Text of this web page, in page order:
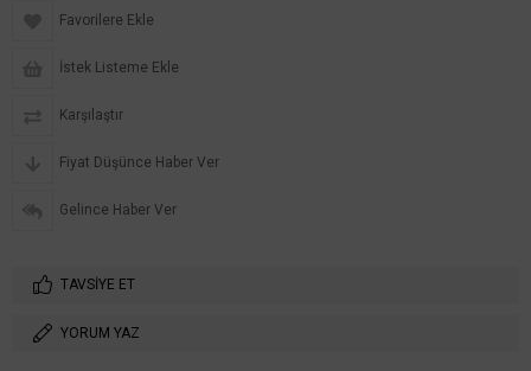
Favorilere Ekle
İstek Listeme Ekle
Karşılaştır
Fiyat Düşünce Haber Ver
Gelince Haber Ver
TAVSIYE ET
YORUM YAZ